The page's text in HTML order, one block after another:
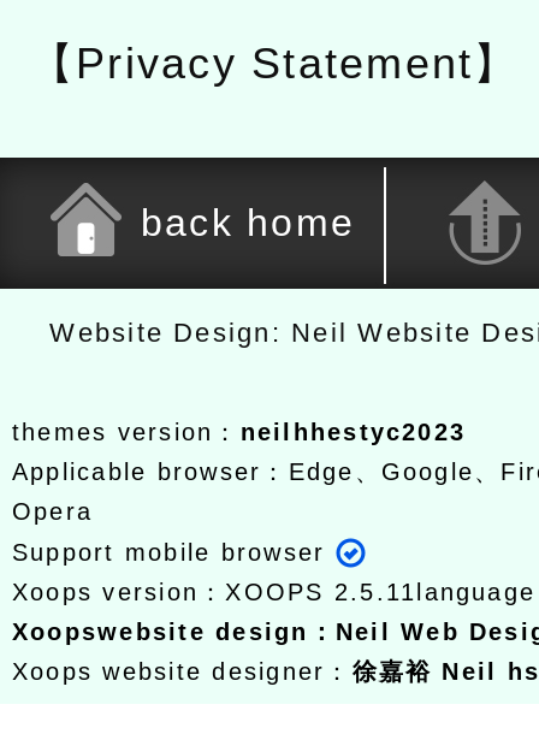
【Privacy Statement】
back home
Website Design: Neil Website
themes version： neilhhestyc2023
Applicable browser：Edge、Google、
Opera
Support mobile browser
Xoops version： XOOPS 2.5.11
Xoopswebsite design ： Neil Web
Xoops website designer： 徐嘉裕 Neil